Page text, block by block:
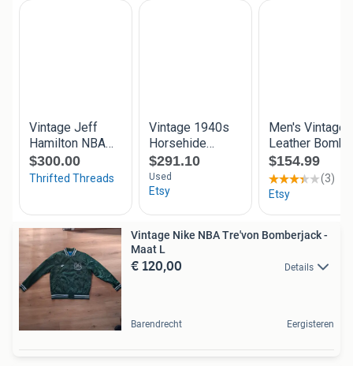
Vintage Nike NBA Tre'von Bomberjack -
Maat L
€ 120,00 Details
Barendrecht Eergisteren